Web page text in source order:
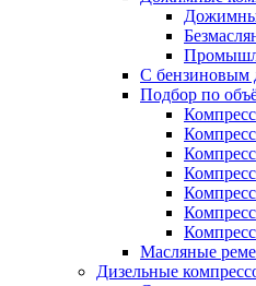
С бензиновым
Подбор по
Масляные
Дизельные